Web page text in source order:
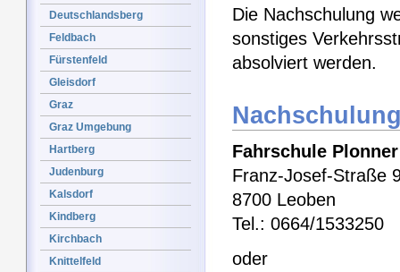
Deutschlandsberg
Feldbach
Fürstenfeld
Gleisdorf
Graz
Graz Umgebung
Hartberg
Judenburg
Kalsdorf
Kindberg
Kirchbach
Knittelfeld
Die Nachschulung
sonstiges
absolviert werden.
Fahrschule Plonner
Franz-Josef-Straße
8700 Leoben
Tel.: 0664/1533250
oder